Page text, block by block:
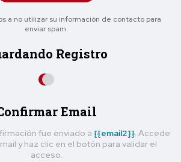
a no utilizar su información de contacto para
enviar spam.
Registro
Email
fue enviado a {{email2}} . Accede
y haz clic en el botón para validar el
acceso.